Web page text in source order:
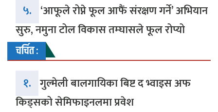
५. ‘आफूले रोप्ने फूल आफैं संरक्षण गर्ने’ अभियान
सुरु, नमुना टोल विकास तम्घासले फूल रोप्यो
चर्चित :
१. गुल्मेली बालगायिका बिष्ट द भ्वाइस अफ
किड्सको सेमिफाइनलमा प्रवेश